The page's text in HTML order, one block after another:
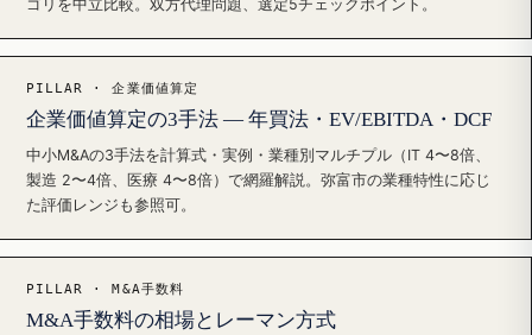
ゴリを中立比較。双方代理問題、選定5チェックポイント。
PILLAR · 企業価値算定
企業価値算定の3手法 — 年買法・EV/EBITDA・DCF
中小M&Aの3手法を計算式・実例・業種別マルチプル（IT 4〜8倍、
製造 2〜4倍、医療 4〜8倍）で網羅解説。弥富市の業種特性に応じ
た評価レンジも参照可。
PILLAR · M&A手数料
M&A手数料の相場とレーマン方式